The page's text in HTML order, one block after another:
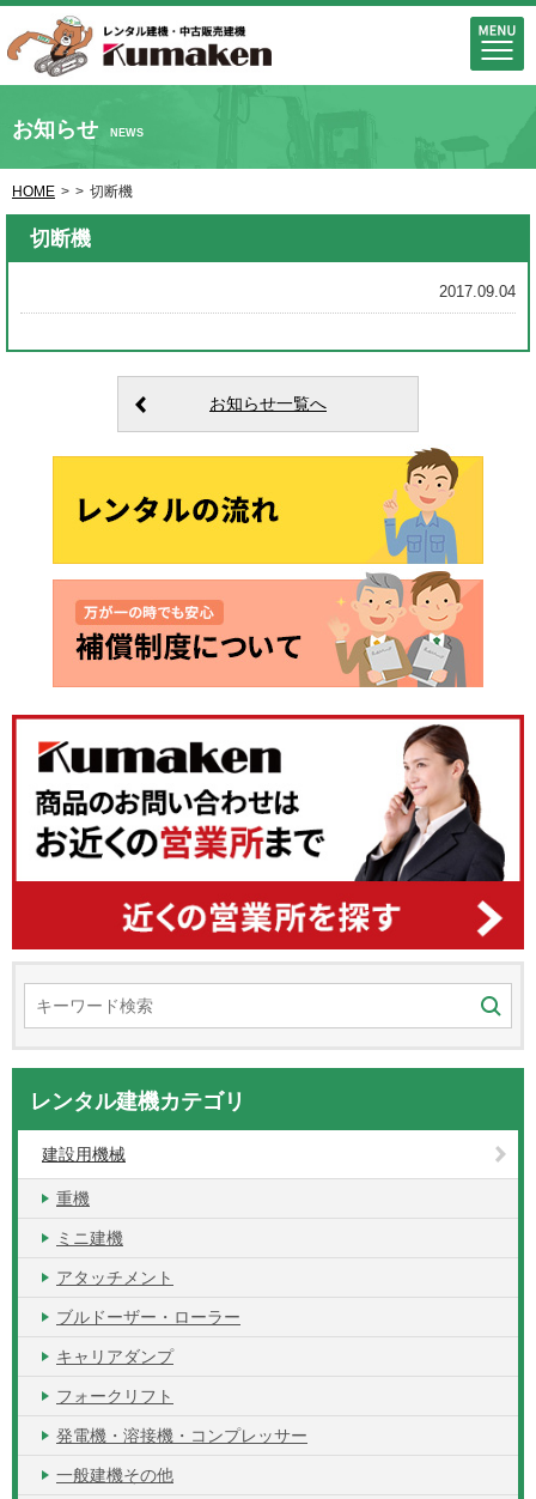
お知らせ NEWS
HOME > > 切断機
切断機
2017.09.04
お知らせ一覧へ
レンタル建機カテゴリ
建設用機械
重機
ミニ建機
アタッチメント
ブルドーザー・ローラー
キャリアダンプ
フォークリフト
発電機・溶接機・コンプレッサー
一般建機その他